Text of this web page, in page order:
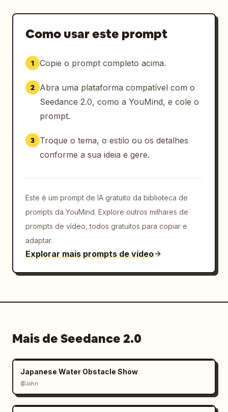
Como usar este prompt
1 Copie o prompt completo acima.
2
Abra uma plataforma compatível com o
Seedance 2.0, como a YouMind, e cole o
prompt.
3
Troque o tema, o estilo ou os detalhes
conforme a sua ideia e gere.
Este é um prompt de IA gratuito da biblioteca de
prompts da YouMind. Explore outros milhares de
prompts de vídeo, todos gratuitos para copiar e
adaptar.
Explorar mais prompts de vídeo
Mais de Seedance 2.0
Japanese Water Obstacle Show
@John